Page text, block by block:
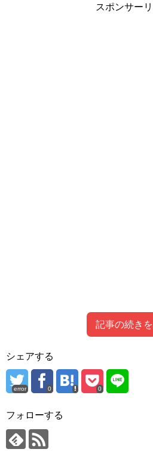
スポンサー
記事の続き
1七月鏡一先生の作品経歴ご紹介！
2七月鏡一先生の相方、杉山鉄兵と
七月鏡一先生の年齢公開！！
シェアする
error 0 0
フォローする